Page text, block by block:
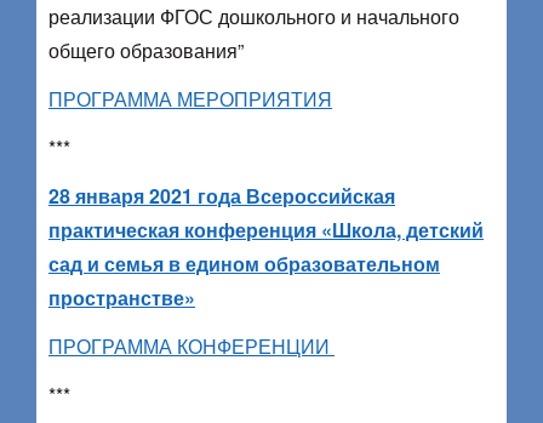
реализации ФГОС дошкольного и начального
общего образования”
ПРОГРАММА МЕРОПРИЯТИЯ
***
28 января 2021 года Всероссийская
практическая конференция «Школа, детский
сад и семья в едином образовательном
пространстве»
ПРОГРАММА КОНФЕРЕНЦИИ
***